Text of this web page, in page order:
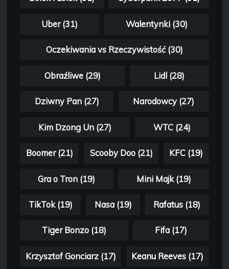
Uber (31) Walentynki (30)
Oczekiwania vs Rzeczywistość (30)
Obraźliwe (29) Lidl (28)
Dziwny Pan (27) Narodowcy (27)
Kim Dzong Un (27) WTC (24)
Boomer (21) Scooby Doo (21) KFC (19)
Gra o Tron (19) Mini Majk (19)
TikTok (19) Nasa (19) Rafatus (18)
Tiger Bonzo (18) Fifa (17)
Krzysztof Gonciarz (17) Keanu Reeves (17)